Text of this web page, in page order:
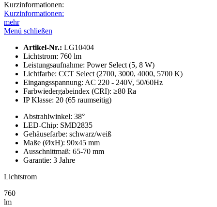
Kurzinformationen:
Kurzinformationen:
mehr
Menü schließen
Artikel-Nr.: LG10404
Lichtstrom: 760 lm
Leistungs­aufnahme: Power Select (5, 8 W)
Lichtfarbe: CCT Select (2700, 3000, 4000, 5700 K)
Eingangsspannung: AC 220 - 240V, 50/60Hz
Farbwieder­gabeindex (CRI): ≥80 Ra
IP Klasse: 20 (65 raumseitig)
Abstrahl­winkel: 38°
LED-Chip: SMD2835
Gehäusefarbe: schwarz/weiß
Maße (ØxH): 90x45 mm
Ausschnittmaß: 65-70 mm
Garantie: 3 Jahre
Lichtstrom
760
lm